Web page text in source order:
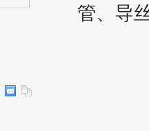
管、导